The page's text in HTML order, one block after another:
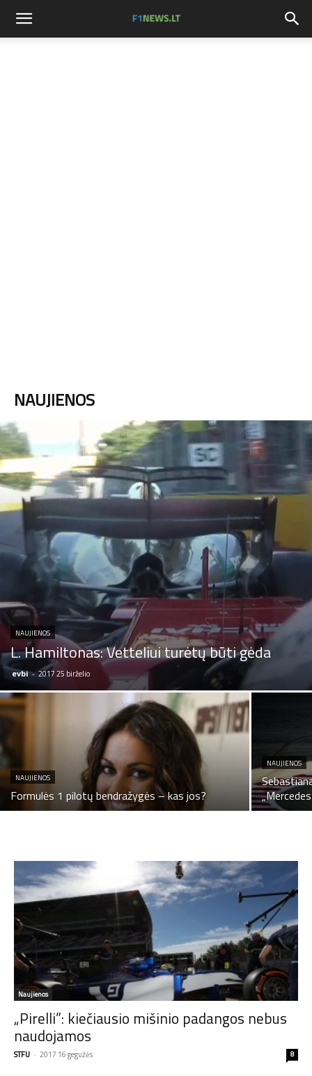
NAUJIENOS
NAUJIENOS
L. Hamiltonas: Vetteliui turėtų būti gėda
evbi - 2017 25 birželio
NAUJIENOS
Formulės 1 pilotų bendražygės – kas jos?
NAUJIENOS
Naujienos
„Pirelli”: kiečiausio mišinio padangos nebus
naudojamos
STFU - 2017 16 gegužės 8